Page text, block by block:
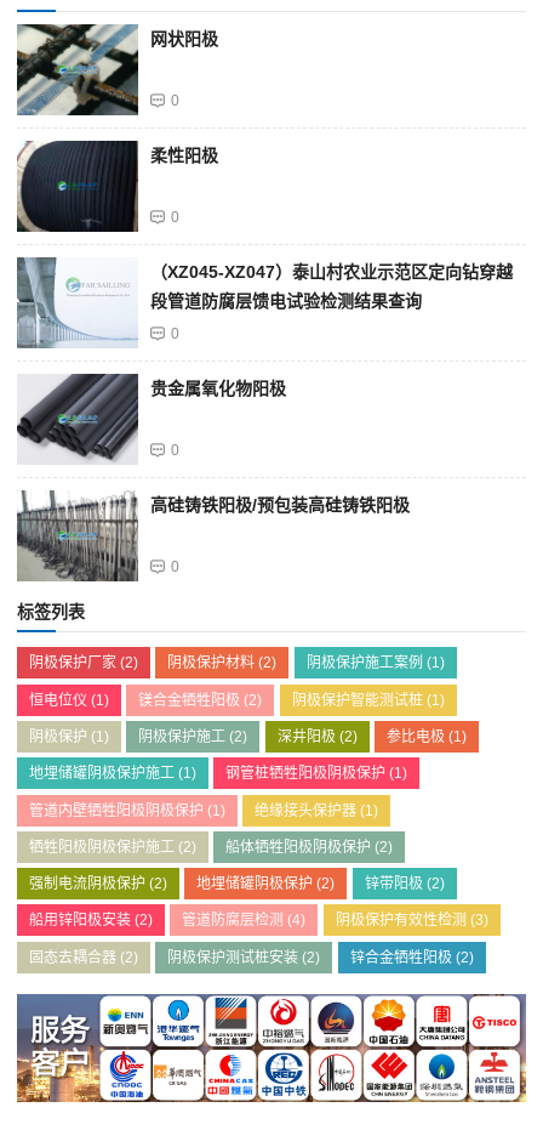
网状阳极
0
柔性阳极
0
（XZ045-XZ047）泰山村农业示范区定向钻穿越
段管道防腐层馈电试验检测结果查询
0
贵金属氧化物阳极
0
高硅铸铁阳极/预包装高硅铸铁阳极
0
标签列表
阴极保护厂家 (2) 阴极保护材料 (2) 阴极保护施工案例 (1)
恒电位仪 (1) 镁合金牺牲阳极 (2) 阴极保护智能测试桩(1)
阴极保护 (1) 阴极保护施工 (2) 深井阳极 (2) 参比电极 (1)
地埋储罐阴极保护施工 (1) 钢管桩牺牲阳极阴极保护 (1)
管道内壁牺牲阳极阴极保护 (1) 绝缘接头保护器 (1)
牺牲阳极阴极保护施工 (2) 船体牺牲阳极阴极保护 (2)
强制电流阴极保护 (2) 地埋储罐阴极保护 (2) 锌带阳极 (2)
船用锌阳极安装 (2) 管道防腐层检测 (4) 阴极保护有效性检测 (3)
固态去耦合器 (2) 阴极保护测试桩安装 (2) 锌合金牺牲阳极 (2)